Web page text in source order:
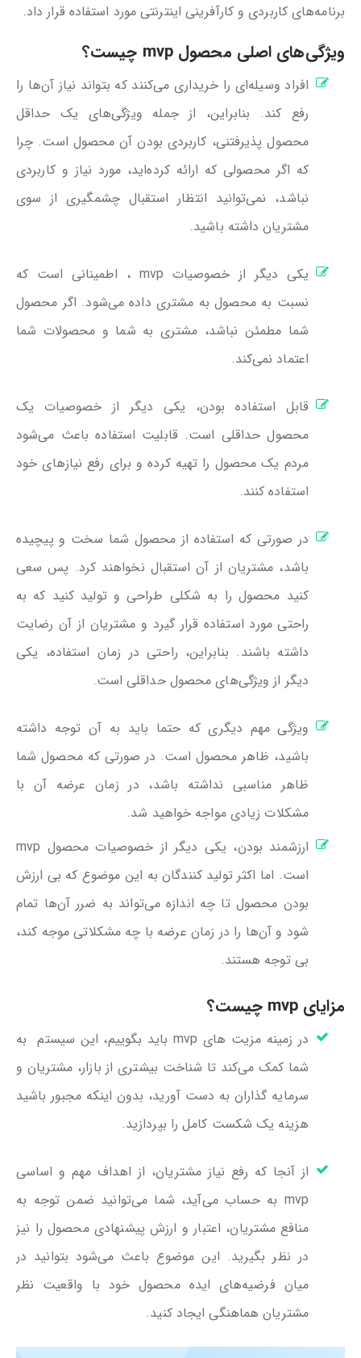
برنامه‌های کاربردی و کارآفرینی اینترنتی مورد استفاده قرار داد.
ویژگی‌های اصلی محصول mvp چیست؟
افراد وسیله‌ای را خریداری می‌کنند که بتواند نیاز آن‌ها را
رفع کند. بنابراین، از جمله ویژگی‌های یک حداقل
محصول پذیرفتنی، کاربردی بودن آن محصول است. چرا
که اگر محصولی که ارائه کرده‌اید، مورد نیاز و کاربردی
نباشد، نمی‌توانید انتظار استقبال چشمگیری از سوی
مشتریان داشته باشید.
یکی دیگر از خصوصیات mvp ، اطمینانی است که
نسبت به محصول به مشتری داده می‌شود. اگر محصول
شما مطمئن نباشد، مشتری به شما و محصولات شما
اعتماد نمی‌کند.
قابل استفاده بودن، یکی دیگر از خصوصیات یک
محصول حداقلی است. قابلیت استفاده باعث می‌شود
مردم یک محصول را تهیه کرده و برای رفع نیازهای خود
استفاده کنند.
در صورتی که استفاده از محصول شما سخت و پیچیده
باشد، مشتریان از آن استقبال نخواهند کرد. پس سعی
کنید محصول را به شکلی طراحی و تولید کنید که به
راحتی مورد استفاده قرار گیرد و مشتریان از آن رضایت
داشته باشند. بنابراین، راحتی در زمان استفاده، یکی
دیگر از ویژگی‌های محصول حداقلی است.
ویژگی مهم دیگری که حتما باید به آن توجه داشته
باشید، ظاهر محصول است. در صورتی که محصول شما
ظاهر مناسبی نداشته باشد، در زمان عرضه آن با
مشکلات زیادی مواجه خواهید شد.
ارزشمند بودن، یکی دیگر از خصوصیات محصول mvp
است. اما اکثر تولید کنندگان به این موضوع که بی ارزش
بودن محصول تا چه اندازه می‌تواند به ضرر آن‌ها تمام
شود و آن‌ها را در زمان عرضه با چه مشکلاتی موجه کند،
بی توجه هستند.
مزایای mvp چیست؟
در زمینه مزیت های mvp باید بگوییم، این سیستم به
شما کمک می‌کند تا شناخت بیشتری از بازار، مشتریان و
سرمایه گذاران به دست آورید، بدون اینکه مجبور باشید
هزینه یک شکست کامل را بپردازید.
از آنجا که رفع نیاز مشتریان، از اهداف مهم و اساسی
mvp به حساب می‌آید، شما می‌توانید ضمن توجه به
منافع مشتریان، اعتبار و ارزش پیشنهادی محصول را نیز
در نظر بگیرید. این موضوع باعث می‌شود بتوانید در
میان فرضیه‌های ایده محصول خود با واقعیت نظر
مشتریان هماهنگی ایجاد کنید.